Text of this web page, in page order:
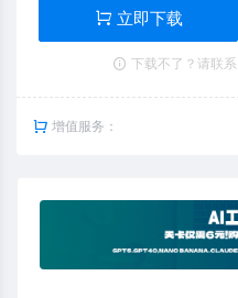
立即下载
下载不了？请联
增值服务：